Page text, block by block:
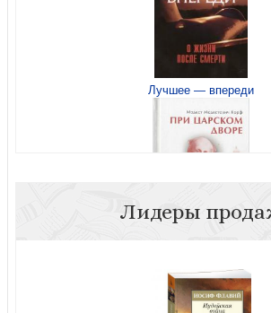
Ненавидимы напрасно. Неверояная
христиан сквозь призму
Новая гражданская религия.
христианство
Лучшее — впереди
Лидеры